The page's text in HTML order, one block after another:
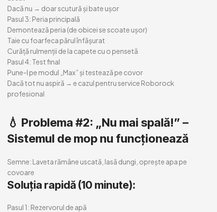
Dacă nu → doar scutură și bate ușor
Pasul 3: Peria principală
Demontează peria (de obicei se scoate ușor)
Taie cu foarfeca părul înfășurat
Curăță rulmenții de la capete cu o pensetă
Pasul 4: Test final
Pune-l pe modul „Max” și testează pe covor
Dacă tot nu aspiră → e cazul pentruservice Roborock
profesional
💧 Problema #2: „Nu mai spală!” –
Sistemul de mop nu funcționează
Semne: Laveta rămâne uscată, lasă dungi, oprește apa pe
covoare
Soluția rapidă (10 minute):
Pasul 1: Rezervorul de apă